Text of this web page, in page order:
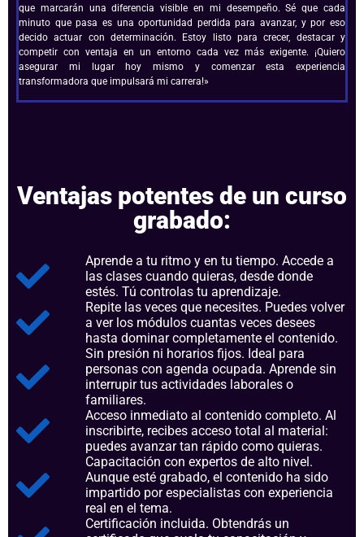
que marcarán una diferencia visible en mi desempeño. Sé que cada
minuto que pasa es una oportunidad perdida para avanzar, y por eso
decido actuar con determinación. Estoy listo para crecer, destacar y
competir con ventaja en un entorno cada vez más exigente. ¡Quiero
asegurar mi lugar hoy mismo y comenzar esta experiencia
transformadora que impulsará mi carrera!»
Ventajas potentes de un curso
grabado:
Aprende a tu ritmo y en tu tiempo. Accede a
las clases cuando quieras, desde donde
estés. Tú controlas tu aprendizaje.
Repite las veces que necesites. Puedes volver
a ver los módulos cuantas veces desees
hasta dominar completamente el contenido.
Sin presión ni horarios fijos. Ideal para
personas con agenda ocupada. Aprende sin
interrupir tus actividades laborales o
familiares.
Acceso inmediato al contenido completo. Al
inscribirte, recibes acceso total al material:
puedes avanzar tan rápido como quieras.
Capacitación con expertos de alto nivel.
Aunque esté grabado, el contenido ha sido
impartido por especialistas con experiencia
real en el tema.
Certificación incluida. Obtendrás un